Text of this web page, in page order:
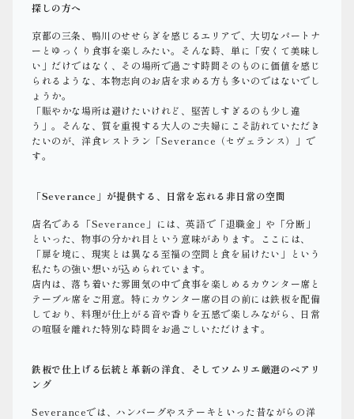
探しの方へ
京都の三条、鴨川のせせらぎを感じるエリアで、大切なパートナ
ーとゆっくり食事を楽しみたい。そんな時、単に「安くて美味し
い」だけではなく、その場所で過ごす時間そのものに価値を感じ
られるような、本物志向のお店を求める方も多いのではないでし
ょうか。
「賑やかな場所は避けたいけれど、堅苦しすぎるのも少し違
う」。そんな、質を重視する大人のご夫婦にこそ訪れていただき
たいのが、洋食レストラン「Severance（セヴェランス）」で
す。
「Severance」が提供する、日常を忘れる非日常の空間
店名である「Severance」には、英語で「退職金」や「分断」
といった、物事の分かれ目という意味があります。ここには、
「扉を境に、現実とは異なる至福の空間と食を届けたい」という
私たちの強い想いが込められています。
店内は、落ち着いた雰囲気の中で食事を楽しめるカウンター席と
テーブル席をご用意。特にカウンター席の目の前には鉄板を配備
しており、料理が仕上がる音や香りを五感で楽しみながら、日常
の喧騒を離れた特別な時間をお過ごしいただけます。
鉄板で仕上げる伝統と革新の洋食、そしてソムリエ厳選のペアリ
ング
Severanceでは、ハンバーグやステーキといった昔ながらの洋